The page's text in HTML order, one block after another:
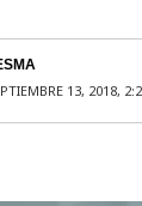
13, 2018,